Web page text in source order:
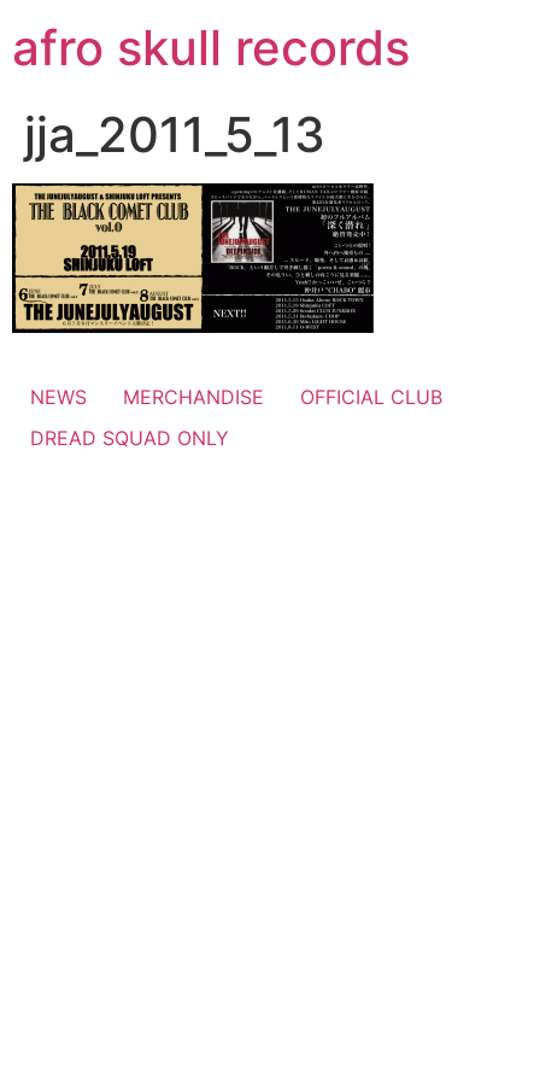
ン
テ
ス
キ
ッ
プ
afro skull records
jja_2011_5_13
NEWS MERCHANDISE
OFFICIAL CLUB
DREAD SQUAD ONLY